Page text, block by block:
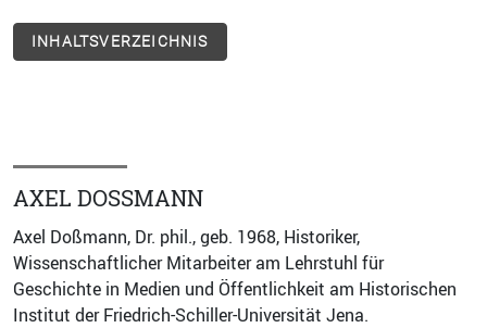
INHALTSVERZEICHNIS
AXEL DOSSMANN
Axel Doßmann, Dr. phil., geb. 1968, Historiker,
Wissenschaftlicher Mitarbeiter am Lehrstuhl für
Geschichte in Medien und Öffentlichkeit am Historischen
Institut der Friedrich-Schiller-Universität Jena.